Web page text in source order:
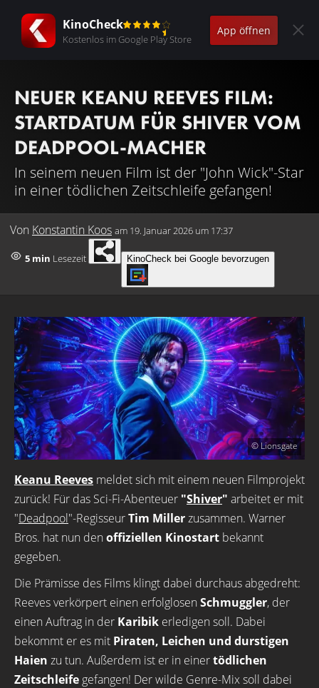
KinoCheck
Kostenlos im Google Play Store
App öffnen
NEUER KEANU REEVES FILM:
STARTDATUM FÜR SHIVER VOM
DEADPOOL-MACHER
In seinem neuen Film ist der "John Wick"-Star
in einer tödlichen Zeitschleife gefangen!
Von Konstantin Koos am 19. Januar 2026 um 17:37
5 min Lesezeit KinoCheck bei Google bevorzugen
© Lionsgate
Keanu Reeves meldet sich mit einem neuen Filmprojekt
zurück! Für das Sci-Fi-Abenteuer "Shiver" arbeitet er mit
"Deadpool"-RegisseurTim Millerzusammen. Warner
Bros. hat nun den offiziellen Kinostart bekannt
gegeben.
Die Prämisse des Films klingt dabei durchaus abgedreht:
Reeves verkörpert einen erfolglosen Schmuggler, der
einen Auftrag in der Karibik erledigen soll. Dabei
bekommt er es mit Piraten, Leichen und durstigen
Haien zu tun. Außerdem ist er in einertödlichen
Zeitschleife gefangen! Der wilde Genre-Mix soll dabei